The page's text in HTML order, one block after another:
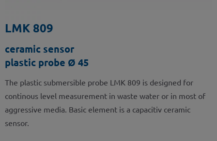
LMK 809
ceramic sensor
plastic probe Ø 45
The plastic submersible probe LMK 809 is designed for
continous level measurement in waste water or in most of
aggressive media. Basic element is a capacitiv ceramic
sensor.